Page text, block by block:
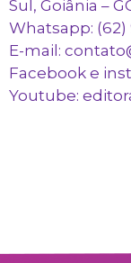
Sul, Goiânia –
Whatsapp: (62)
E-mail:
Facebook e
Youtube: